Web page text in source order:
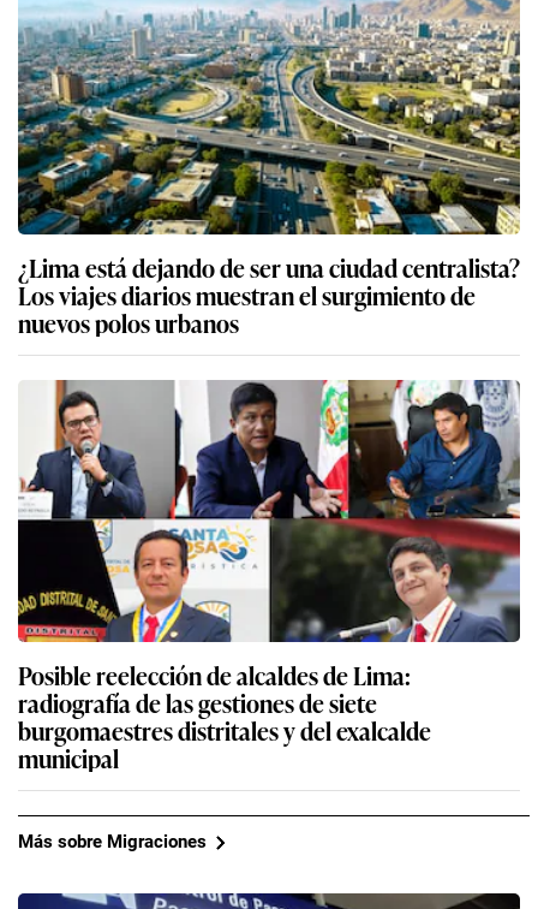
¿Lima está dejando de ser una ciudad centralista?
Los viajes diarios muestran el surgimiento de
nuevos polos urbanos
Posible reelección de alcaldes de Lima:
radiografía de las gestiones de siete
burgomaestres distritales y del exalcalde
municipal
Más sobre Migraciones